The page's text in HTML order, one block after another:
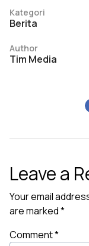
Kategori
Berita
Author
Tim Media
Leave a
Your email
are marked*
Comment*